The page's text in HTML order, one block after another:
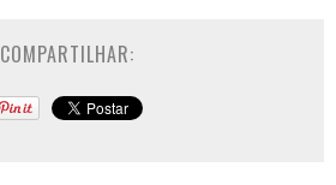
COMPARTILHAR: